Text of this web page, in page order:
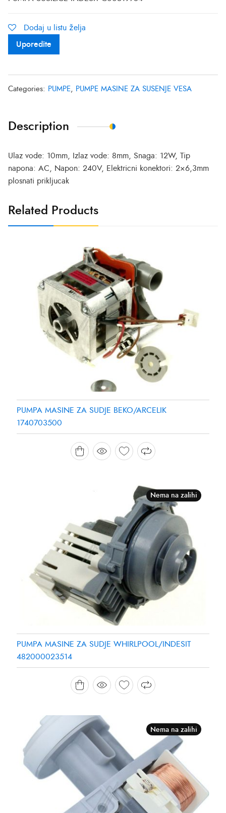
Dodaj u listu želja
Uporedite
Categories: PUMPE, PUMPE MASINE ZA SUSENJE VESA
Description
Ulaz vode: 10mm, Izlaz vode: 8mm, Snaga: 12W, Tip
napona: AC, Napon: 240V, Elektricni konektori: 2×6,3mm
plosnati prikljucak
Related Products
PUMPA MASINE ZA SUDJE BEKO/ARCELIK
1740703500
Nema na zalihi
PUMPA MASINE ZA SUDJE WHIRLPOOL/INDESIT
482000023514
Nema na zalihi